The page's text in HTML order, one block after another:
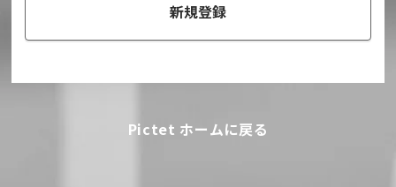
新規登録
Pictet ホームに戻る